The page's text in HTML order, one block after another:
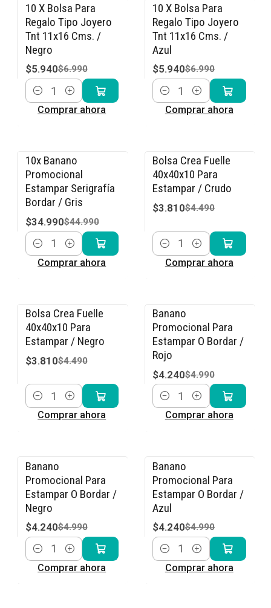
-15% OFF
10 X Bolsa Para
Regalo Tipo Joyero
Tnt 11x16 Cms. /
Negro
$5.940$6.990
Cantidad
Comprar ahora
-15% OFF
10 X Bolsa Para
Regalo Tipo Joyero
Tnt 11x16 Cms. /
Azul
$5.940$6.990
Cantidad
Comprar ahora
-22% OFF
10x Banano
Promocional
Estampar Serigrafía
Bordar / Gris
$34.990$44.990
Cantidad
Comprar ahora
-15% OFF
Bolsa Crea Fuelle
40x40x10 Para
Estampar / Crudo
$3.810$4.490
Cantidad
Comprar ahora
-15% OFF
Bolsa Crea Fuelle
40x40x10 Para
Estampar / Negro
$3.810$4.490
Cantidad
Comprar ahora
-15% OFF
Banano
Promocional Para
Estampar O Bordar /
Rojo
$4.240$4.990
Cantidad
Comprar ahora
-15% OFF
Banano
Promocional Para
Estampar O Bordar /
Negro
$4.240$4.990
Cantidad
Comprar ahora
-15% OFF
Banano
Promocional Para
Estampar O Bordar /
Azul
$4.240$4.990
Cantidad
Comprar ahora